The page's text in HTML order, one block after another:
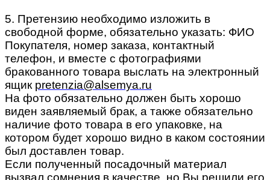
5. Претензию необходимо изложить в
свободной форме, обязательно указать: ФИО
Покупателя, номер заказа, контактный
телефон, и вместе с фотографиями
бракованного товара выслать на электронный
ящик pretenzia@alsemya.ru
На фото обязательно должен быть хорошо
виден заявляемый брак, а также обязательно
наличие фото товара в его упаковке, на
котором будет хорошо видно в каком состоянии
был доставлен товар.
Если полученный посадочный материал
вызвал сомнения в качестве, но Вы решили его